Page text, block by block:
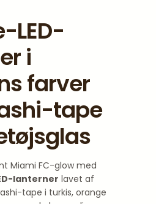
LED-
i
farver
tape
Miami FC-glow med
lanterner lavet af
tape i turkis, orange